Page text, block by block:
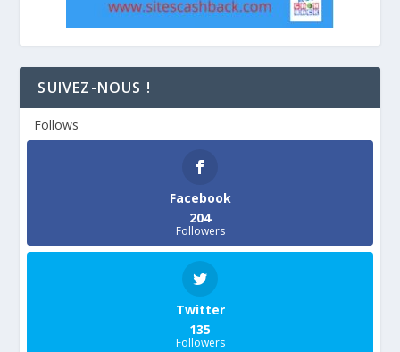
SUIVEZ-NOUS !
Follows
Facebook
204
Followers
Twitter
135
Followers